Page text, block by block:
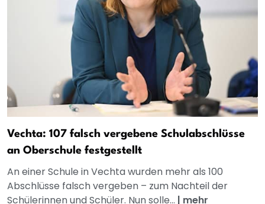
Vechta: 107 falsch vergebene Schulabschlüsse
an Oberschule festgestellt
An einer Schule in Vechta wurden mehr als 100
Abschlüsse falsch vergeben – zum Nachteil der
Schülerinnen und Schüler. Nun solle... | mehr